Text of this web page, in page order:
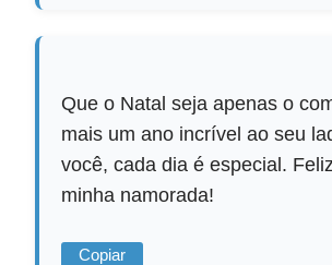
Que o Natal seja apenas o
mais um ano incrível ao seu
você, cada dia é especial.
minha namorada!
Copiar